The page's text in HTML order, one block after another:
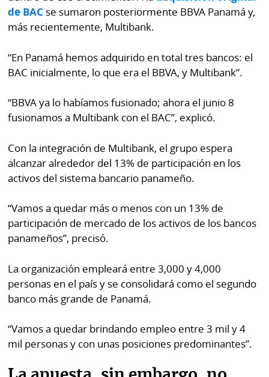
de BAC se sumaron posteriormente BBVA Panamá y,
más recientemente, Multibank.
“En Panamá hemos adquirido en total tres bancos: el
BAC inicialmente, lo que era el BBVA, y Multibank”.
“BBVA ya lo habíamos fusionado; ahora el junio 8
fusionamos a Multibank con el BAC”, explicó.
Con la integración de Multibank, el grupo espera
alcanzar alrededor del 13% de participación en los
activos del sistema bancario panameño.
“Vamos a quedar más o menos con un 13% de
participación de mercado de los activos de los bancos
panameños”, precisó.
La organización empleará entre 3,000 y 4,000
personas en el país y se consolidará como el segundo
banco más grande de Panamá.
“Vamos a quedar brindando empleo entre 3 mil y 4
mil personas y con unas posiciones predominantes”.